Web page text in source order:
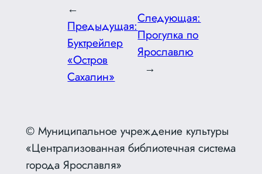
←
Предыдущая:
Буктрейлер
«Остров
Сахалин»
Следующая:
Прогулка по
Ярославлю
→
© Муниципальное учреждение культуры
«Централизованная библиотечная система
города Ярославля»